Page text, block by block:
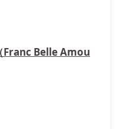
Franc Belle Amou